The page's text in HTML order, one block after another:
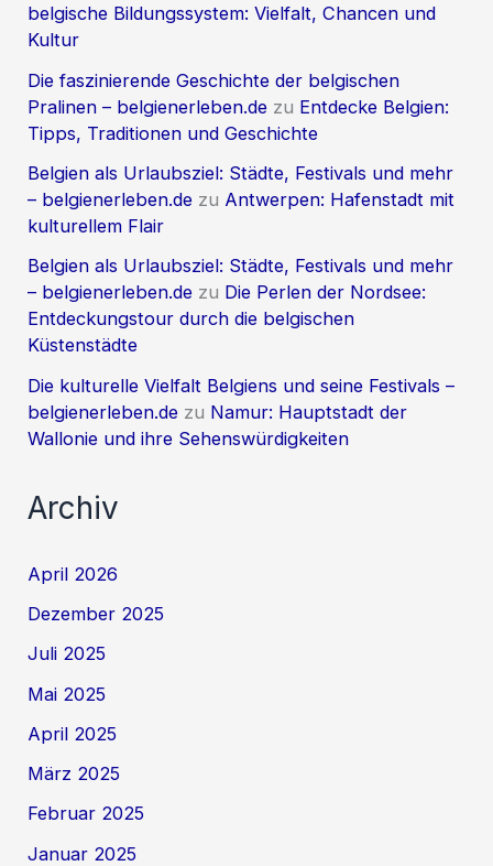
belgische Bildungssystem: Vielfalt, Chancen und
Kultur
Die faszinierende Geschichte der belgischen
Pralinen – belgienerleben.de zu Entdecke Belgien:
Tipps, Traditionen und Geschichte
Belgien als Urlaubsziel: Städte, Festivals und mehr
– belgienerleben.de zu Antwerpen: Hafenstadt mit
kulturellem Flair
Belgien als Urlaubsziel: Städte, Festivals und mehr
– belgienerleben.de zu Die Perlen der Nordsee:
Entdeckungstour durch die belgischen
Küstenstädte
Die kulturelle Vielfalt Belgiens und seine Festivals –
belgienerleben.de zu Namur: Hauptstadt der
Wallonie und ihre Sehenswürdigkeiten
Archiv
April 2026
Dezember 2025
Juli 2025
Mai 2025
April 2025
März 2025
Februar 2025
Januar 2025